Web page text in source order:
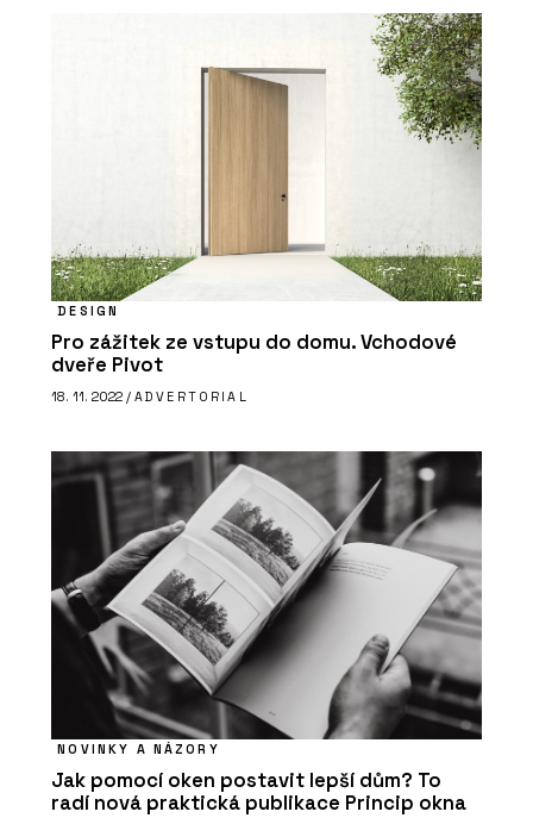
DESIGN
Pro zážitek ze vstupu do domu. Vchodové
dveře Pivot
18. 11. 2022 / ADVERTORIAL
NOVINKY A NÁZORY
Jak pomocí oken postavit lepší dům? To
radí nová praktická publikace Princip okna